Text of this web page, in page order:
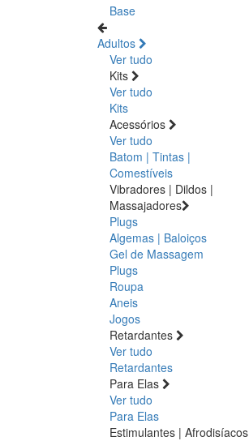
Base
Adultos
Ver tudo
Kits
Ver tudo
Kits
Acessórios
Ver tudo
Batom | Tintas |
Comestíveis
Vibradores | Dildos |
Massajadores
Plugs
Algemas | Baloiços
Gel de Massagem
Plugs
Roupa
Aneis
Jogos
Retardantes
Ver tudo
Retardantes
Para Elas
Ver tudo
Para Elas
Estimulantes | Afrodisíacos